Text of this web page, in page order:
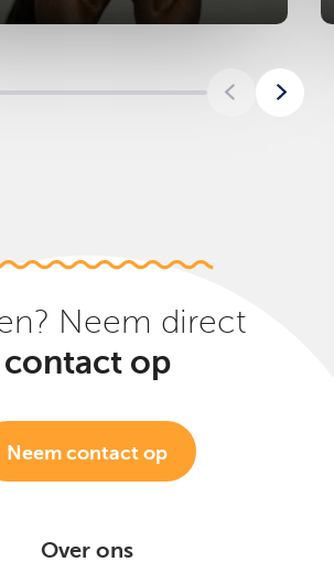
Neem direct
contact op
Neem contact op
Over ons